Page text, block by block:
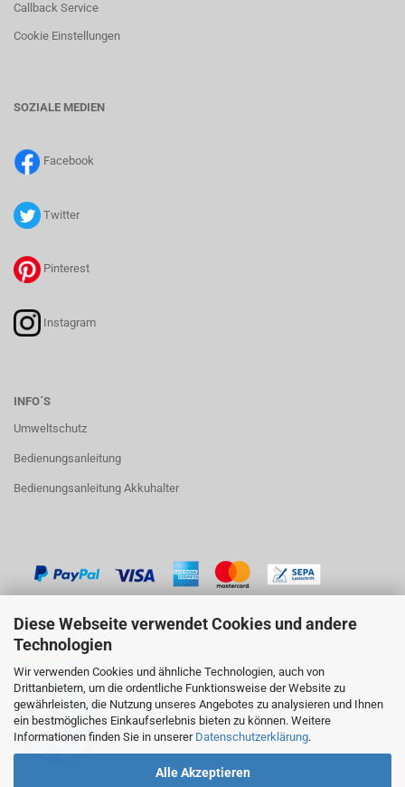
Diese Webseite verwendet Cookies und andere
Technologien
Wir verwenden Cookies und ähnliche Technologien, auch von
Drittanbietern, um die ordentliche Funktionsweise der Website zu
gewährleisten, die Nutzung unseres Angebotes zu analysieren und Ihnen
ein bestmögliches Einkaufserlebnis bieten zu können. Weitere
Informationen finden Sie in unserer Datenschutzerklärung.
Alle Akzeptieren
Callback Service
Cookie Einstellungen
SOZIALE MEDIEN
Facebook
Twitter
Pinterest
Instagram
INFO´S
Umweltschutz
Bedienungsanleitung
Bedienungsanleitung Akkuhalter